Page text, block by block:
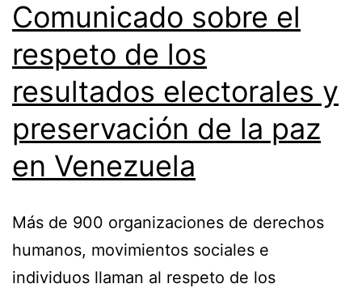
Comunicado sobre el
respeto de los
resultados electorales y
preservación de la paz
en Venezuela
Más de 900 organizaciones de derechos
humanos, movimientos sociales e
individuos llaman al respeto de los